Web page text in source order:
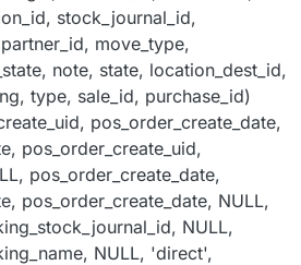
stock_journal_id,
move_type,
note, state, location_dest_id,
type, sale_id, purchase_id)
pos_order_create_date,
pos_order_create_uid,
pos_order_create_date,
pos_order_create_date, NULL,
NULL,
NULL, 'direct',